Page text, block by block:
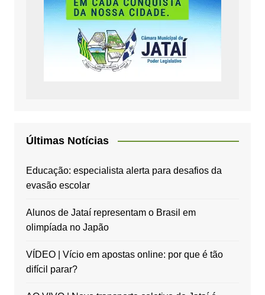
Últimas Notícias
Educação: especialista alerta para desafios da
evasão escolar
Alunos de Jataí representam o Brasil em
olimpíada no Japão
VÍDEO | Vício em apostas online: por que é tão
difícil parar?